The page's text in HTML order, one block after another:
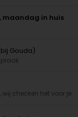
maandag in huis
Gouda)
, wij checken het voor je